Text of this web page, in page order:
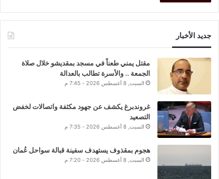
جديد الأخبار
مقتل يمني طعناً في مسجد بمقديشو خلال صلاة
الجمعة .. والأسرة تطالب بالعدالة
السبت, 8 أغسطس 2026 - 7:45 م
غروندبرغ يكشف عن جهود مكثفة واتصالات لخفض
التصعيد
السبت, 8 أغسطس 2026 - 7:35 م
هجوم بمقذوف يستهدف سفينة قبالة سواحل عُمان
السبت, 8 أغسطس 2026 - 7:20 م